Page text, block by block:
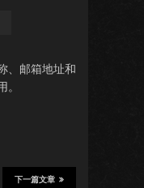
、邮箱地址和
下一篇文章